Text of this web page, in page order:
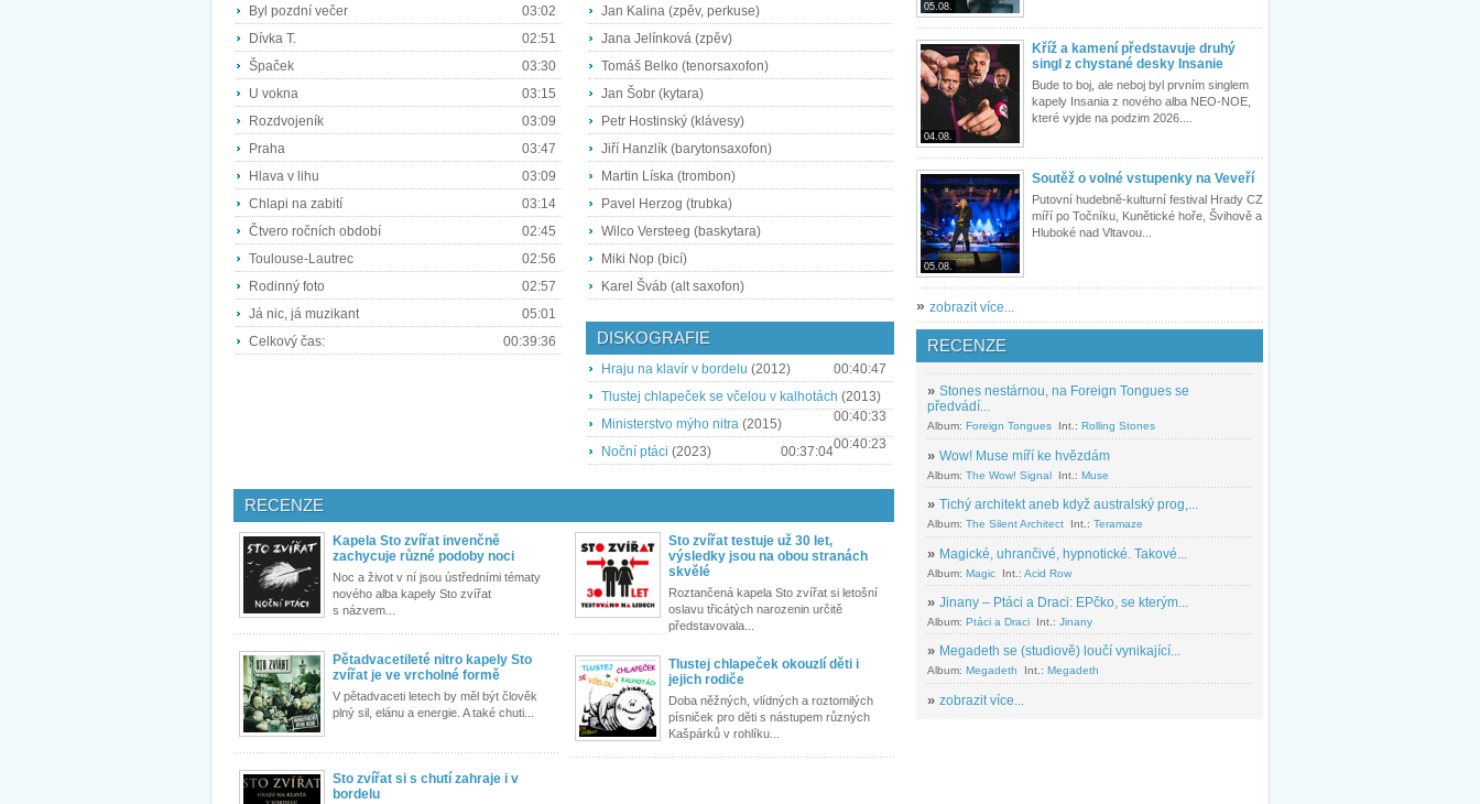
Byl pozdní večer
03:02
Dívka T.
02:51
Špaček
03:30
U vokna
03:15
Rozdvojeník
03:09
Praha
03:47
Hlava v lihu
03:09
Chlapi na zabití
03:14
Čtvero ročních období
02:45
Toulouse-Lautrec
02:56
Rodinný foto
02:57
Já nic, já muzikant
05:01
Celkový čas:
00:39:36
Jan Kalina (zpěv, perkuse)
Jana Jelínková (zpěv)
Tomáš Belko (tenorsaxofon)
Jan Šobr (kytara)
Petr Hostinský (klávesy)
Jiří Hanzlík (barytonsaxofon)
Martin Líska (trombon)
Pavel Herzog (trubka)
Wilco Versteeg (baskytara)
Miki Nop (bicí)
Karel Šváb (alt saxofon)
DISKOGRAFIE
Hraju na klavír v bordelu (2012)
00:40:47
Tlustej chlapeček se včelou v kalhotách (2013)
00:40:33
Ministerstvo mýho nitra (2015)
00:40:23
Noční ptáci (2023) 00:37:04
RECENZE
Kapela Sto zvířat invenčně
zachycuje různé podoby noci
Noc a život v ní jsou ústředními tématy
nového alba kapely Sto zvířat
s názvem...
Sto zvířat testuje už 30 let,
výsledky jsou na obou stranách
skvělé
Roztančená kapela Sto zvířat si letošní
oslavu třicátých narozenin určitě
představovala...
Pětadvacetileté nitro kapely Sto
zvířat je ve vrcholné formě
V pětadvaceti letech by měl být člověk
plný sil, elánu a energie. A také chuti...
Tlustej chlapeček okouzlí děti i
jejich rodiče
Doba něžných, vlídných a roztomilých
písniček pro děti s nástupem různých
Kašpárků v rohlíku...
Sto zvířat si s chutí zahraje i v
bordelu
05.08.
04.08.
Kříž a kamení představuje druhý
singl z chystané desky Insanie
Bude to boj, ale neboj byl prvním singlem
kapely Insania z nového alba NEO-NOE,
které vyjde na podzim 2026....
05.08.
Soutěž o volné vstupenky na Veveří
Putovní hudebně-kulturní festival Hrady CZ
míří po Točníku, Kunětické hoře, Švihově a
Hluboké nad Vltavou...
» zobrazit více...
RECENZE
» Stones nestárnou, na Foreign Tongues se
předvádí...
Album: Foreign Tongues Int.: Rolling Stones
» Wow! Muse míří ke hvězdám
Album: The Wow! Signal Int.: Muse
» Tichý architekt aneb když australský prog,...
Album: The Silent Architect Int.: Teramaze
» Magické, uhrančivé, hypnotické. Takové...
Album: Magic Int.: Acid Row
» Jinany – Ptáci a Draci: EPčko, se kterým...
Album: Ptáci a Draci Int.: Jinany
» Megadeth se (studiově) loučí vynikající...
Album: Megadeth Int.: Megadeth
» zobrazit více...